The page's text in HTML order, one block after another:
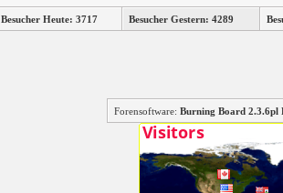
Besucher Heute: 3717 Besucher Gestern: 4289
Forensoftware: Burning Board